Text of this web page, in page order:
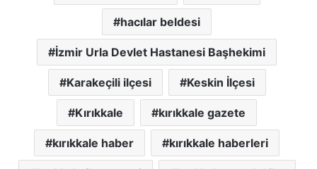
hacılar beldesi
İzmir Urla Devlet Hastanesi Başhekimi
Karakeçili ilçesi Keskin İlçesi
Kırıkkale kırıkkale gazete
kırıkkale haber kırıkkale haberleri